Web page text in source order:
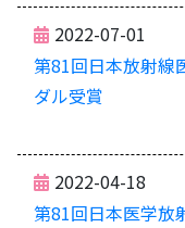
2022-07-01
第81回日本放射
ダル受賞
2022-04-18
第81回日本医学放